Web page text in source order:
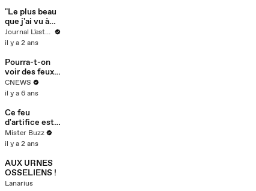
"Le plus beau
que j'ai vu à
Troyes" : le
feu d'artifice
apprécié par
les
spectateurs
Journal L'est-éclair
il y a 2 ans
Pourra-t-on
voir des feux
d'artifice le 14
juillet
CNEWS
il y a 6 ans
Ce feu
d'artifice est
juste dingue...
explosion
Mister Buzz
il y a 2 ans
AUX URNES
OSSELIENS !
Lanarius